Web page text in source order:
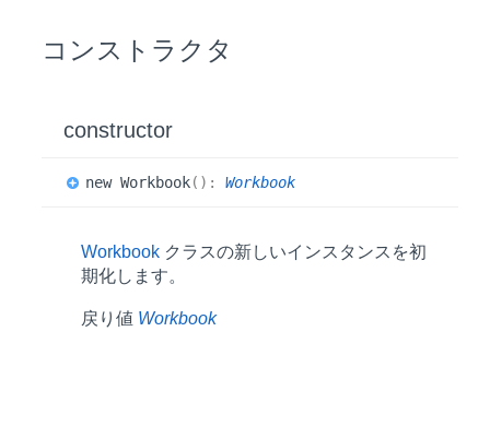
コンストラクタ
constructor
new Workbook( ) : Workbook
Workbook クラスの新しいインスタンスを初
期化します。
戻り値 Workbook